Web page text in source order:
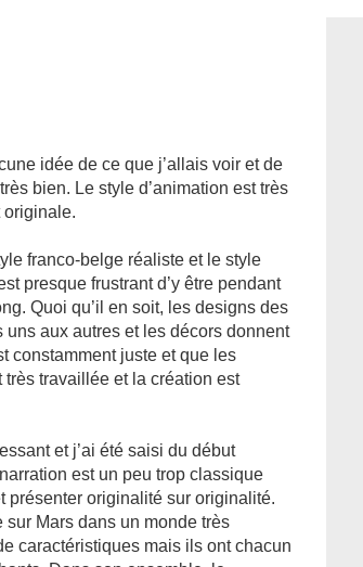
idée de ce que j’allais voir et de
bien. Le style d’animation est très
originale.
franco-belge réaliste et le style
presque frustrant d’y être pendant
Quoi qu’il en soit, les designs des
aux autres et les décors donnent
constamment juste et que les
travaillée et la création est
et j’ai été saisi du début
est un peu trop classique
présenter originalité sur originalité.
sur Mars dans un monde très
caractéristiques mais ils ont chacun